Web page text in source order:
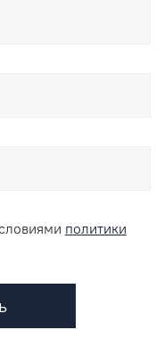
политики